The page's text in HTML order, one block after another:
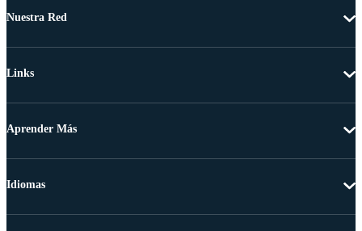
Nuestra Red
Links
Aprender Más
Idiomas